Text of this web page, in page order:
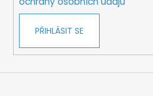
PŘIHLÁSIT SE